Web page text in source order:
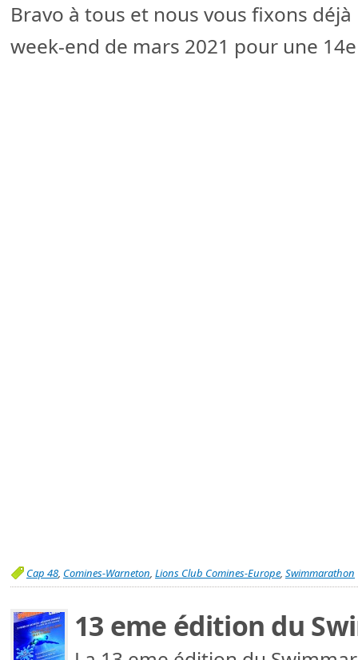
Bravo à tous et nous vous fixons
week-end de mars 2021 pour une
Cap 48, Comines-Warneton, Lions Club Comines-Europe, Swimmarathon
13 eme édition du